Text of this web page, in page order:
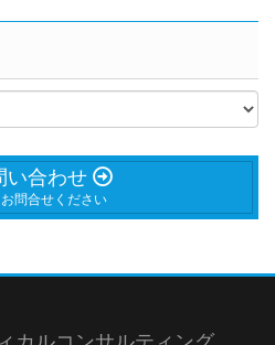
い合わせ
問合せください